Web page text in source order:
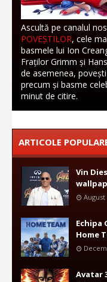
Ascultă pe canalul
POVEȘTILOR, cele
basmele lui Ion
Fraților Grimm și
de asemenea,
precum și basme
minut de citire.
ARTICOLE
Vin
August
Echipa
Home
Avatar